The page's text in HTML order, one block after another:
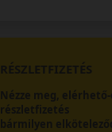
RÉSZLETFIZETÉS
Nézze meg,
részletfizetés
bármilyen